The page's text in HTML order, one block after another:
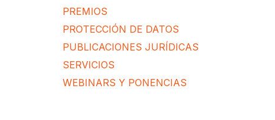
PREMIOS
PROTECCIÓN DE DATOS
PUBLICACIONES JURÍDICAS
SERVICIOS
WEBINARS Y PONENCIAS